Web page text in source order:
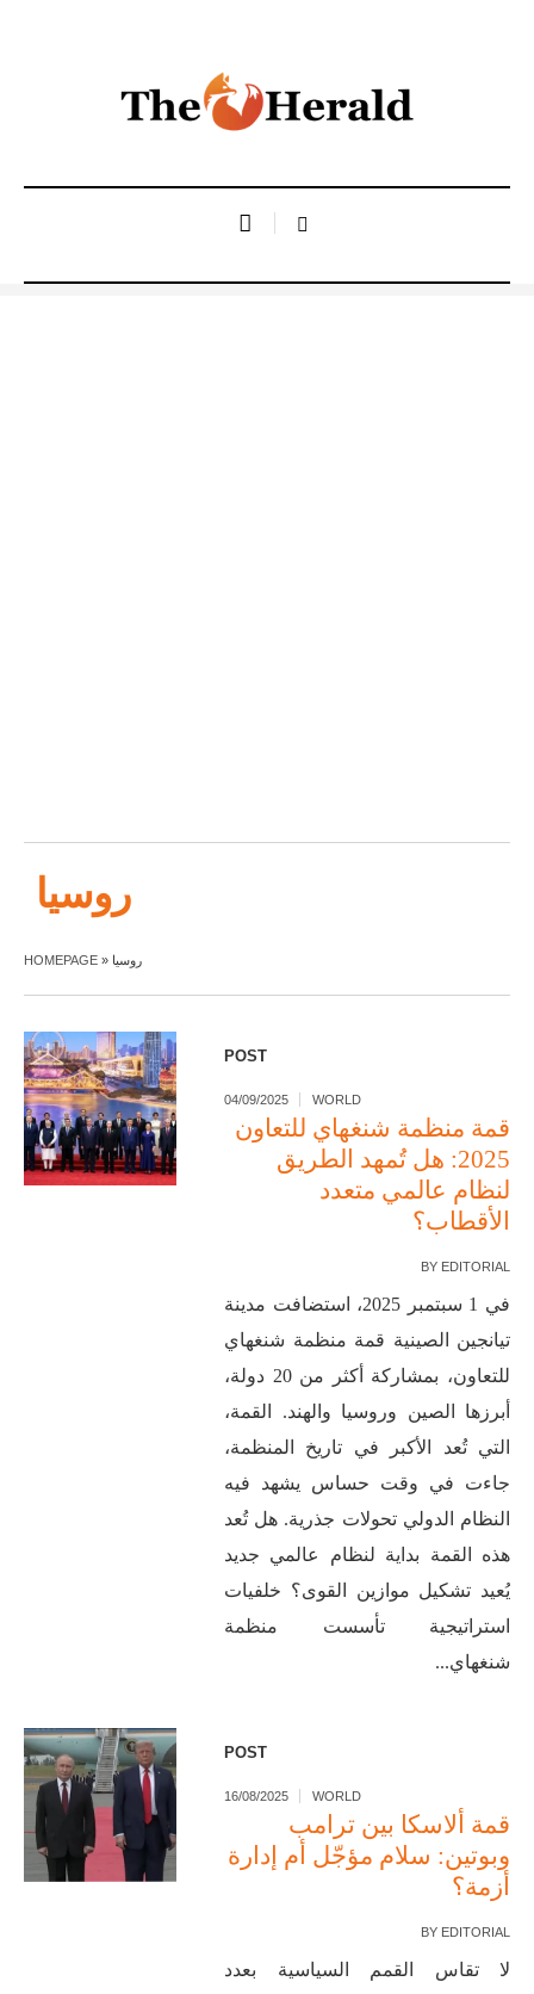
روسيا
HOMEPAGE » روسيا
POST
04/09/2025 WORLD
قمة منظمة شنغهاي للتعاون
2025: هل تُمهد الطريق
لنظام عالمي متعدد
الأقطاب؟
BY EDITORIAL
في 1 سبتمبر 2025، استضافت مدينة
تيانجين الصينية قمة منظمة شنغهاي
للتعاون، بمشاركة أكثر من 20 دولة،
أبرزها الصين وروسيا والهند. القمة،
التي تُعد الأكبر في تاريخ المنظمة،
جاءت في وقت حساس يشهد فيه
النظام الدولي تحولات جذرية. هل تُعد
هذه القمة بداية لنظام عالمي جديد
يُعيد تشكيل موازين القوى؟ خلفيات
استراتيجية تأسست منظمة
شنغهاي...
POST
16/08/2025 WORLD
قمة ألاسكا بين ترامب
وبوتين: سلام مؤجّل أم إدارة
أزمة؟
BY EDITORIAL
لا تقاس القمم السياسية بعدد